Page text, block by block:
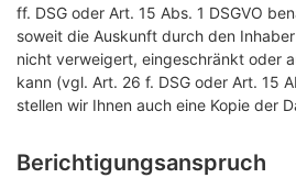
ff. DSG oder Art. 15 Abs. 1 DSGVO
soweit die Auskunft durch den
nicht verweigert, eingeschränkt oder
kann (vgl. Art. 26 f. DSG oder Art. 15
stellen wir Ihnen auch eine Kopie der
Berichtigungsanspruch